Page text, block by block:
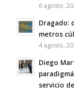
6 agosto,
Dragado:
metros
4 agosto,
Diego
servicio